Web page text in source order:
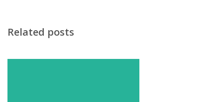
Related posts